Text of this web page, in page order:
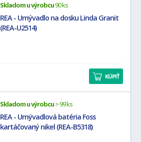
Skladom u výrobcu90 ks
REA - Umývadlo na dosku Linda Granit
(REA-U2514)
KÚPIŤ
Skladom u výrobcu> 99 ks
REA - Umývadlová batéria Foss
kartáčovaný nikel (REA-B5318)